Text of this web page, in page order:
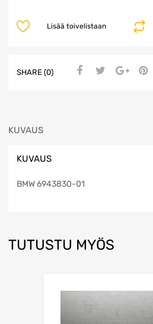
Lisää toivelistaan
SHARE (0)
KUVAUS
KUVAUS
BMW 6943830-01
TUTUSTU MYÖS